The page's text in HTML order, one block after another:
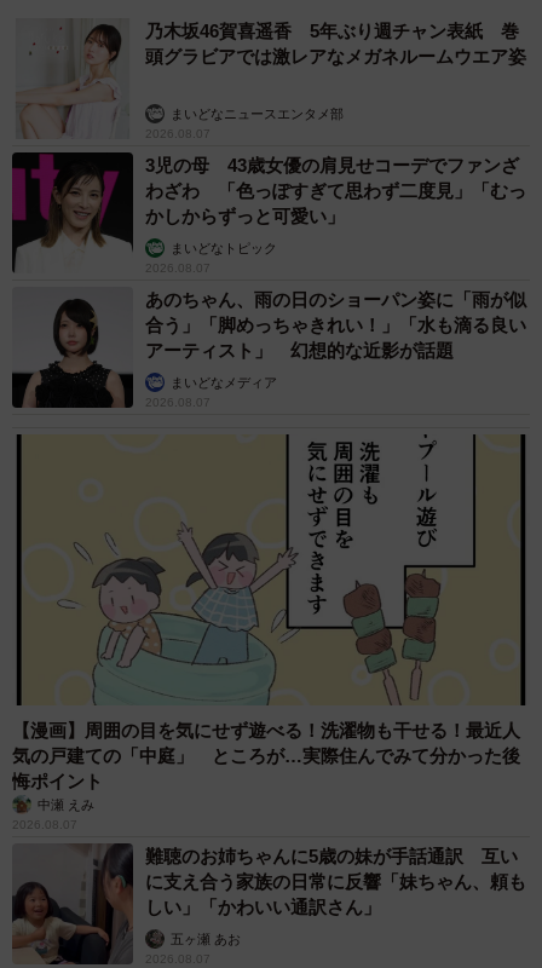
乃木坂46賀喜遥香 5年ぶり週チャン表紙 巻
頭グラビアでは激レアなメガネルームウエア姿
まいどなニュースエンタメ部
2026.08.07
3児の母 43歳女優の肩見せコーデでファンざ
わざわ 「色っぽすぎて思わず二度見」「むっ
かしからずっと可愛い」
まいどなトピック
2026.08.07
あのちゃん、雨の日のショーパン姿に「雨が似
合う」「脚めっちゃきれい！」「水も滴る良い
アーティスト」 幻想的な近影が話題
まいどなメディア
2026.08.07
【漫画】周囲の目を気にせず遊べる！洗濯物も干せる！最近人
気の戸建ての「中庭」 ところが…実際住んでみて分かった後
悔ポイント
中瀬 えみ
2026.08.07
難聴のお姉ちゃんに5歳の妹が手話通訳 互い
に支え合う家族の日常に反響「妹ちゃん、頼も
しい」「かわいい通訳さん」
五ヶ瀬 あお
2026.08.07